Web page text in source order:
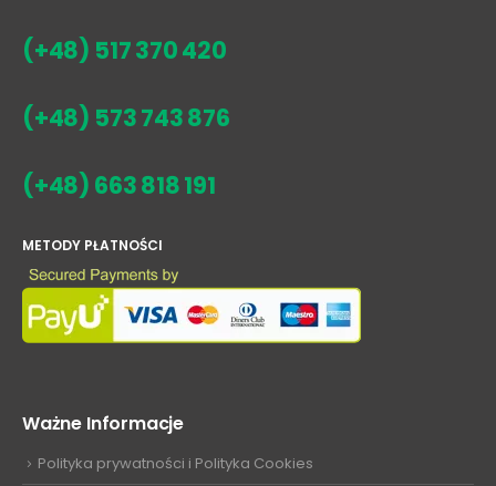
(+48) 517 370 420
(+48) 573 743 876
(+48) 663 818 191
METODY PŁATNOŚCI
Ważne Informacje
Polityka prywatności i Polityka Cookies